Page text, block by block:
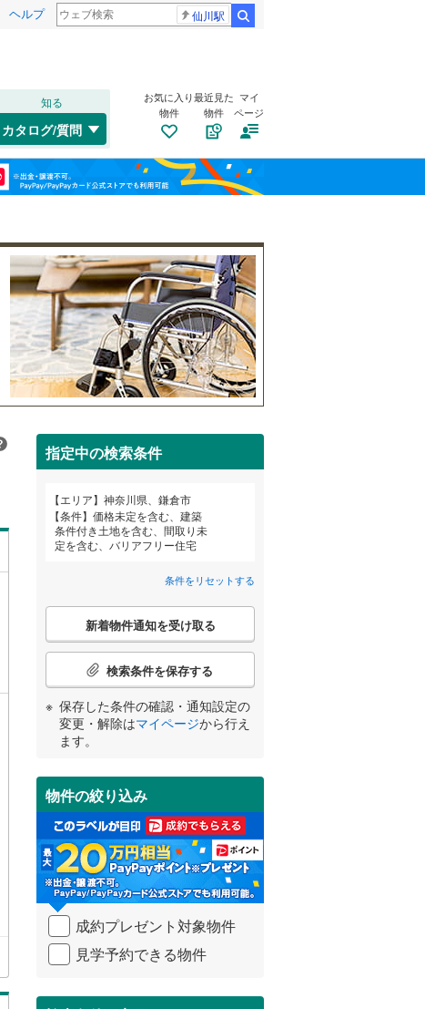
ヘルプ 仙川駅
知る
カタログ/質問
お気に入り
物件
最近見た
物件
マイ
ページ
指定中の検索条件
エリア
神奈川県、鎌倉市
条件
価格未定を含む、建築
条件付き土地を含む、間取り未
定を含む、バリアフリー住宅
条件をリセットする
こ
検
条
件
受
け
取
る
・
条
件
を
イ
ペ
ジ
新着物件通知を受け取る
検索条件を保存する
保存した条件の確認・通知設定の
変更・解除はマイページから行え
ます。
物件の絞り込み
成約プレゼント対象物件
見学予約できる物件
福島
和歌山
鹿児島 沖縄
条件をリセットする
中原区(5)
宮前区(27)
西区(4)
保土ケ谷区(32)
港北区(29)
旭区(63)
都筑区(22)
南区(152 )
鎌倉市(10)
(43)
伊勢原市(20)
南足柄市(0)
高座郡寒川町(5)
足柄上郡山北町(
足柄下郡真鶴町 (0)
愛甲郡清川村(0)
条件をリセットする
梶原(1)
台(2)
条件をリセットする
東海道本線(
横浜線
埼京線(0)
小田急江ノ島線(0)
東急大井町線(0)
こどもの国線(0)
京急大師線(0)
相模鉄道本線(0)
横浜シーサイドライン(0)
湘南モノレール江の島線
伊豆箱根鉄道大雄山線(0)
条件をリセットする
条件をリセットする
トイレ２か所（10）
太陽光発電システム（0）
南道路（6）
住宅性能評価付き（ 0）
小学校まで1km以内（ 5）
間取り変更可能（
3階建て以上（3 ）
条件をリセットする